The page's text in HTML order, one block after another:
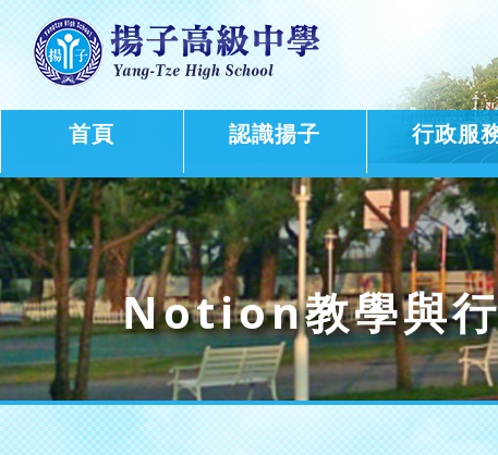
首頁 認識揚子 行政服
Notion教學與行